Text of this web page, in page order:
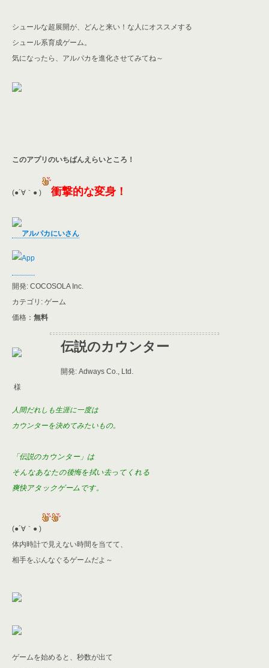
シュールな超展開が、どんと来い！な人にオススメする
シュール系育成ゲーム。
気になったら、アルパカを進化させてみてね～
このアプリのいちばんえらいところ！
(●´∀｀● ) 衝撃的な変身！
アルパカにいさん
開発: COCOSOLA Inc.
カテゴリ: ゲーム
価格： 無料
伝説のカウンター
開発: Adways Co., Ltd.
様
人間だれしも生涯に一度は
カウンターを決めてみたいもの。
「伝説のカウンター」は
そんなあなたの後悔を拭い去ってくれる
爽快アタックゲームです。
(●´∀｀● )
体内時計で見えない時間を当てて、
相手をぶんなぐるゲームだよ～
ゲームを始めると、秒数が出て